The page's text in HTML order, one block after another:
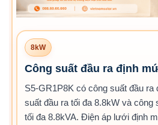
8kW
Công suất đầu ra định
S5-GR1P8K có công suất đầu ra
suất đầu ra tối đa 8.8kW và công
tối đa 8.8kVA. Điện áp lưới định